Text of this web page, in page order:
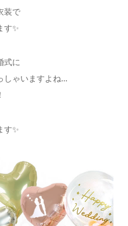
装で
す✨
式に
しゃいますよね…
す✨